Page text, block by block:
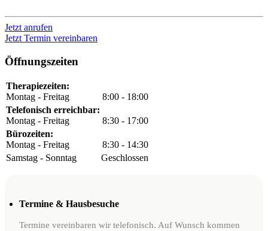
Jetzt anrufen
Jetzt Termin vereinbaren
Öffnungszeiten
Therapiezeiten:
Montag - Freitag
8:00 - 18:00
Telefonisch erreichbar:
Montag - Freitag
8:30 - 17:00
Bürozeiten:
Montag - Freitag
8:30 - 14:30
Samstag - Sonntag
Geschlossen
Termine & Hausbesuche
Termine vereinbaren wir telefonisch. Auf Wunsch kommen